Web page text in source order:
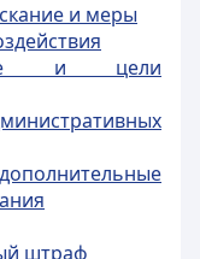
и меры
и цели
штраф